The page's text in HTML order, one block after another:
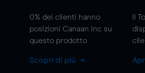
0% dei clienti hanno
posizioni Canaan Inc su
questo prodotto
Scopri di più
Il